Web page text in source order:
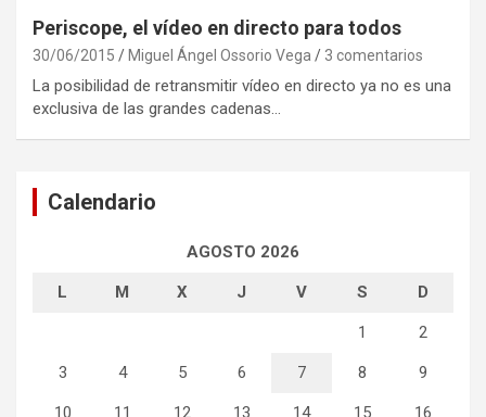
Periscope, el vídeo en directo para todos
30/06/2015 Miguel Ángel Ossorio Vega 3 comentarios
La posibilidad de retransmitir vídeo en directo ya no es una
exclusiva de las grandes cadenas…
Calendario
AGOSTO 2026
L M X J V S D
1 2
3 4 5 6 7 8 9
10 11 12 13 14 15 16